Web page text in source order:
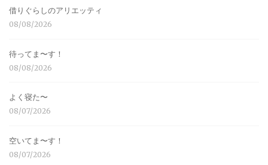
借りぐらしのアリエッティ
08/08/2026
待ってま〜す！
08/08/2026
よく寝た〜
08/07/2026
空いてま〜す！
08/07/2026